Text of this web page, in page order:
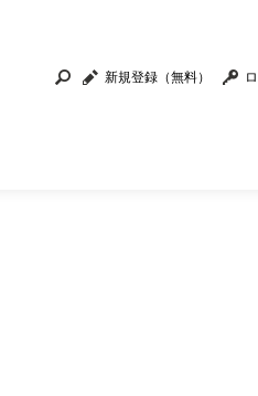
新規登録（無料）